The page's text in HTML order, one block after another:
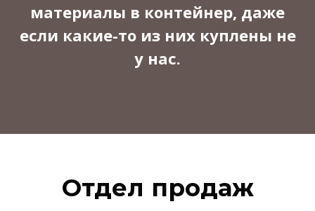
материалы в контейнер, даже
если какие-то из них куплены не
у нас.
Отдел продаж